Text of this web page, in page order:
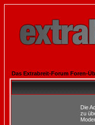
Das Extrabreit-Forum Foren-
Die
zu